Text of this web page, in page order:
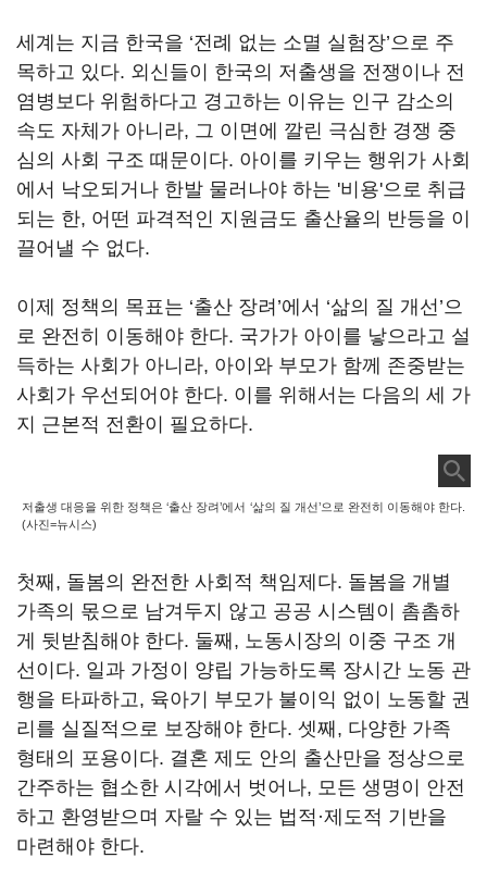
세계는 지금 한국을 ‘전례 없는 소멸 실험장’으로 주
목하고 있다. 외신들이 한국의 저출생을 전쟁이나 전
염병보다 위험하다고 경고하는 이유는 인구 감소의
속도 자체가 아니라, 그 이면에 깔린 극심한 경쟁 중
심의 사회 구조 때문이다. 아이를 키우는 행위가 사회
에서 낙오되거나 한발 물러나야 하는 '비용'으로 취급
되는 한, 어떤 파격적인 지원금도 출산율의 반등을 이
끌어낼 수 없다.
이제 정책의 목표는 ‘출산 장려’에서 ‘삶의 질 개선’으
로 완전히 이동해야 한다. 국가가 아이를 낳으라고 설
득하는 사회가 아니라, 아이와 부모가 함께 존중받는
사회가 우선되어야 한다. 이를 위해서는 다음의 세 가
지 근본적 전환이 필요하다.
저출생 대응을 위한 정책은 ‘출산 장려’에서 ‘삶의 질 개선’으로 완전히 이동해야 한다.
(사진=뉴시스)
첫째, 돌봄의 완전한 사회적 책임제다. 돌봄을 개별
가족의 몫으로 남겨두지 않고 공공 시스템이 촘촘하
게 뒷받침해야 한다. 둘째, 노동시장의 이중 구조 개
선이다. 일과 가정이 양립 가능하도록 장시간 노동 관
행을 타파하고, 육아기 부모가 불이익 없이 노동할 권
리를 실질적으로 보장해야 한다. 셋째, 다양한 가족
형태의 포용이다. 결혼 제도 안의 출산만을 정상으로
간주하는 협소한 시각에서 벗어나, 모든 생명이 안전
하고 환영받으며 자랄 수 있는 법적·제도적 기반을
마련해야 한다.